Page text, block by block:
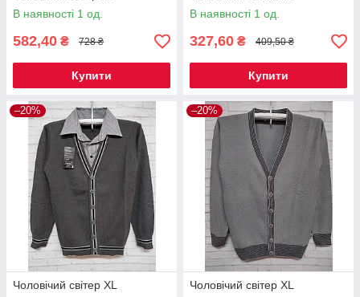
В наявності 1 од.
582,40 ₴ 728 ₴
Купити
В наявності 1 од.
327,60 ₴ 409,50 ₴
Купити
–20%
Чоловічий світер XL
–20%
Чоловічий світер XL